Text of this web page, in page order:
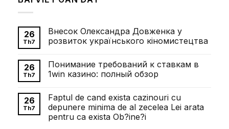
26
Th7
Внесок Олександра Довженка у
розвиток українського кіномистецтва
bình
luận
ở
Довженка
у
розвиток
українського
кіномистецтва
26
Th7
Понимание требований к ставкам в
1win казино: полный обзор
bình
luận
ở
Понимание
требований
26
Th7
Faptul de cand exista cazinouri cu
depunere minima de al zecelea Lei arata
pentru ca exista Ob?ine?i